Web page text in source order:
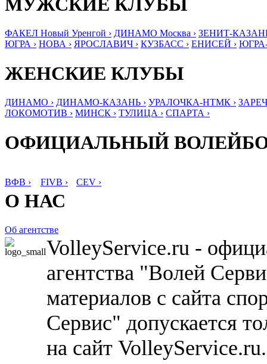
ФАКЕЛ Новый Уренгой › ДИНАМО Москва › ЗЕНИТ-
ЮГРА › НОВА › ЯРОСЛАВИЧ › КУЗБАСС › ЕНИСЕЙ ›
ЖЕНСКИЕ КЛУБЫ
ДИНАМО › ДИНАМО-КАЗАНЬ › УРАЛОЧКА-НТМК ›
ЛОКОМОТИВ › МИНСК › ТУЛИЦА › СПАРТА ›
ОФИЦИАЛЬНЫЙ
ВФВ › FIVB › CEV ›
О НАС
Об агентстве
VolleyService.ru -
агентства "Волей
материалов с сайта
Сервис" допускается
на сайт